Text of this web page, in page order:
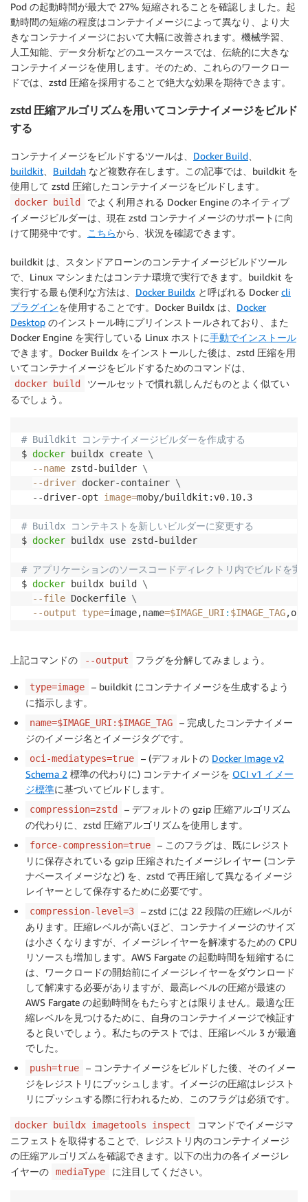
Pod の起動時間が最大で 27% 短縮されることを確認しました。起
動時間の短縮の程度はコンテナイメージによって異なり、より大
きなコンテナイメージにおいて大幅に改善されます。機械学習、
人工知能、データ分析などのユースケースでは、伝統的に大きな
コンテナイメージを使用します。そのため、これらのワークロー
ドでは、zstd 圧縮を採用することで絶大な効果を期待できます。
zstd 圧縮アルゴリズムを用いてコンテナイメージをビルド
する
コンテナイメージをビルドするツールは、 Docker Build
buildkit
Buildah など複数存在します。この記事では、buildkit を
使用して zstd 圧縮したコンテナイメージをビルドします。
docker build
でよく利用される Docker Engine のネイティブ
イメージビルダーは、現在 zstd コンテナイメージのサポートに向
けて開発中です。
こちらから、状況を確認できます。
buildkit は、スタンドアローンのコンテナイメージビルドツール
で、Linux マシンまたはコンテナ環境で実行できます。buildkit を
実行する最も便利な方法は、 Docker Buildx と呼ばれる Docker cli
プラグインを使用することです。Docker Buildx は、 Docker
Desktop のインストール時にプリインストールされており、また
Docker Engine を実行している Linux ホストに手動でインストール
できます。Docker Buildx をインストールした後は、zstd 圧縮を用
いてコンテナイメージをビルドするためのコマンドは、
docker build
ツールセットで慣れ親しんだものとよく似てい
るでしょう。
# Buildkit コンテナイメージビルダーを作成する
$ docker buildx create \
--name zstd-builder \
--driver docker-container \
  --driver-opt
image=moby/buildkit:v0.10.3
# Buildx コンテキストを新しいビルダーに変更する
$ docker buildx use zstd-builder
# アプリケーションのソースコードディレクトリ内でビルドを実
$ docker buildx build \
--file Dockerfile \
--output
type=image,name=$IMAGE_URI : $IMAGE_TAG
上記コマンドの --output フラグを分解してみましょう。
type=image
– buildkit にコンテナイメージを生成するよう
に指示します。
name=$IMAGE_URI:$IMAGE_TAG
– 完成したコンテナイメー
ジのイメージ名とイメージタグです。
oci-mediatypes=true – (デフォルトの Docker Image v2
Schema 2 標準の代わりに) コンテナイメージを OCI v1 イメー
ジ標準に基づいてビルドします。
compression=zstd
– デフォルトの gzip 圧縮アルゴリズム
の代わりに、zstd 圧縮アルゴリズムを使用します。
force-compression=true
– このフラグは、既にレジスト
リに保存されている gzip 圧縮されたイメージレイヤー (コンテ
ナベースイメージなど) を、zstd で再圧縮して異なるイメージ
レイヤーとして保存するために必要です。
compression-level=3
– zstd には 22 段階の圧縮レベルが
あります。圧縮レベルが高いほど、コンテナイメージのサイズ
は小さくなりますが、イメージレイヤーを解凍するための CPU
リソースも増加します。AWS Fargate の起動時間を短縮するに
は、ワークロードの開始前にイメージレイヤーをダウンロード
して解凍する必要がありますが、最高レベルの圧縮が最速の
AWS Fargate の起動時間をもたらすとは限りません。最適な圧
縮レベルを見つけるために、自身のコンテナイメージで検証す
ると良いでしょう。私たちのテストでは、圧縮レベル 3 が最適
でした。
push=true
– コンテナイメージをビルドした後、そのイメー
ジをレジストリにプッシュします。イメージの圧縮はレジスト
リにプッシュする際に行われるため、このフラグは必須です。
docker buildx imagetools inspect
コマンドでイメージマ
ニフェストを取得することで、レジストリ内のコンテナイメージ
の圧縮アルゴリズムを確認できます。以下の出力の各イメージレ
イヤーの
mediaType に注目してください。